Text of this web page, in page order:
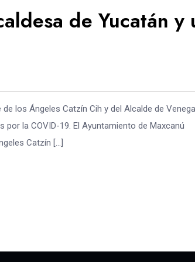
de Yucatán y
los Ángeles Catzín Cih y del Alcalde de
la COVID-19. El Ayuntamiento de Maxcanú
Catzín […]